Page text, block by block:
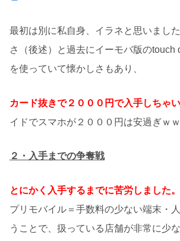
最初は別に私自身、イラネと思いまし
さ（後述）と過去にイーモバ版のtouch
を使っていて懐かしさもあり、
カード抜きで２０００円で入手しちゃい
イドでスマホが２０００円は安過ぎｗｗ
２・入手までの争奪戦
とにかく入手するまでに苦労しました。
プリモバイル＝手数料の少ない端末・
うことで、扱っている店舗が非常に少な